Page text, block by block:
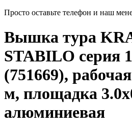
Просто оставьте телефон и наш
Вышка тура
STABILO серия
(751669),
м, площадка
алюминиевая